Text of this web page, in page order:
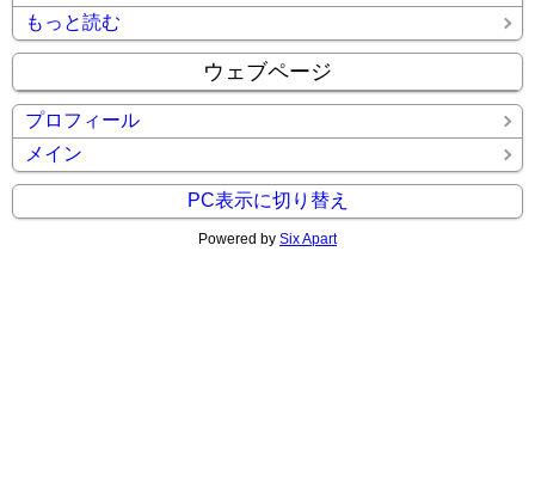
もっと読む
ウェブページ
プロフィール
メイン
PC表示に切り替え
Powered by Six Apart